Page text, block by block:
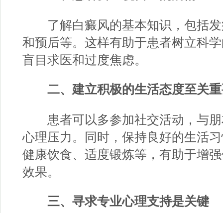
了解白癜风的基本知识，包括发
和预后等。这样有助于患者树立科
盲目求医和过度焦虑。
二、建立积极的生活态度至关重
患者可以多参加社交活动，与朋
心理压力。同时，保持良好的生活
健康饮食、适度锻炼等，有助于增
效果。
三、寻求专业心理支持是关键